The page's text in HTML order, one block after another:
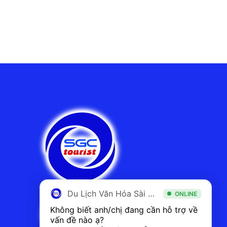
Du Lịch Văn Hóa Sài Gòn ONLINE
Không biết anh/chị đang cần hỗ trợ về
vấn đề nào ạ?